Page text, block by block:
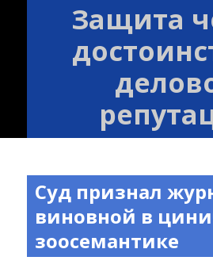
Защита
Суд признал
виновной в
зоосемантике